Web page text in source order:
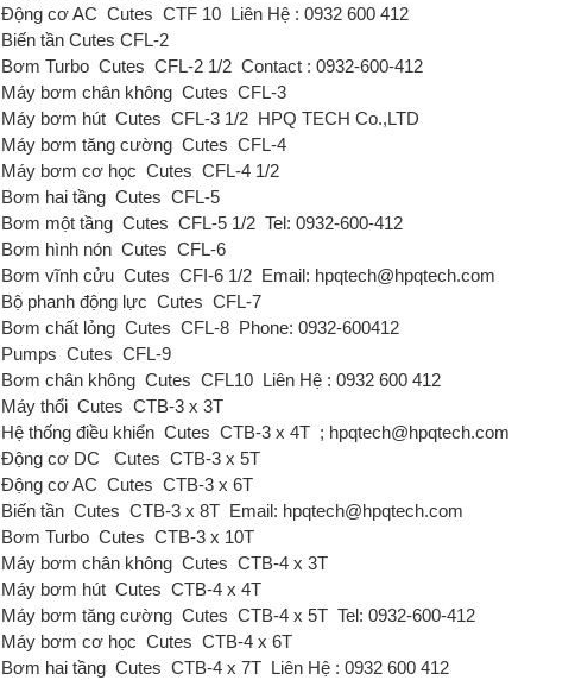
Động cơ AC Cutes CTF 10 Liên Hệ : 0932 600 412
Biến tần Cutes CFL-2
Bơm Turbo Cutes CFL-2 1/2 Contact : 0932-600-412
Máy bơm chân không Cutes CFL-3
Máy bơm hút Cutes CFL-3 1/2 HPQ TECH Co.,LTD
Máy bơm tăng cường Cutes CFL-4
Máy bơm cơ học Cutes CFL-4 1/2
Bơm hai tầng Cutes CFL-5
Bơm một tầng Cutes CFL-5 1/2 Tel: 0932-600-412
Bơm hình nón Cutes CFL-6
Bơm vĩnh cửu Cutes CFI-6 1/2 Email: hpqtech@hpqtech.com
Bộ phanh động lực Cutes CFL-7
Bơm chất lỏng Cutes CFL-8 Phone: 0932-600412
Pumps Cutes CFL-9
Bơm chân không Cutes CFL10 Liên Hệ : 0932 600 412
Máy thổi Cutes CTB-3 x 3T
Hệ thống điều khiển Cutes CTB-3 x 4T ; hpqtech@hpqtech.com
Động cơ DC
Cutes CTB-3 x 5T
Động cơ AC Cutes CTB-3 x 6T
Biến tần Cutes CTB-3 x 8T Email: hpqtech@hpqtech.com
Bơm Turbo Cutes CTB-3 x 10T
Máy bơm chân không Cutes CTB-4 x 3T
Máy bơm hút Cutes CTB-4 x 4T
Máy bơm tăng cường Cutes CTB-4 x 5T Tel: 0932-600-412
Máy bơm cơ học Cutes CTB-4 x 6T
Bơm hai tầng Cutes CTB-4 x 7T Liên Hệ : 0932 600 412